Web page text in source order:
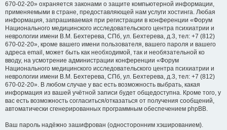
670-02-20» охраняется законами о защите компьютерной информации,
применяемыми в стране, предоставляющей нам услуги хостинга. Любая
информация, запрашиваемая при регистрации в конференции «Форум
Национального медицинского исследовательского центра психиатрии и
неврологии имени В.М. Бехтерева, СПб, ул. Бехтерева, д.3, тел: +7 (812)
670-02-20», кроме вашего имени пользователя, вашего пароля и вашего
адреса email, может быть как необходимой, так и необязательной ко
вводу, на усмотрение администрации конференции «Форум
Национального медицинского исследовательского центра психиатрии и
неврологии имени В.М. Бехтерева, СПб, ул. Бехтерева, д.3, тел: +7 (812)
670-02-20». В любом случае у вас есть возможность выбрать, какая
информация из вашей учётной записи будет общедоступна. Кроме того, у
вас есть возможность согласиться/отказаться от получения сообщений,
автоматически сгенерированных программным обеспечением phpBB.
Ваш пароль надёжно зашифрован (односторонним хэшированием).